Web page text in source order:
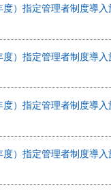
）指定管理者制度導
）指定管理者制度導
）指定管理者制度導
）指定管理者制度導